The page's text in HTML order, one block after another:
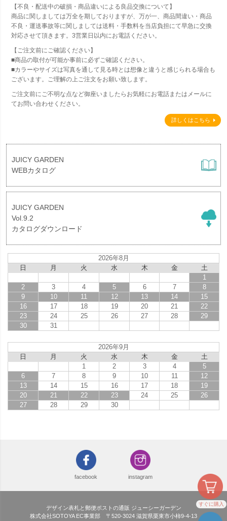
すぐに購入
【不良・配送中の破損・商品違いによる良品交換について】
商品に関しましては万全を期しておりますが、万が一、商品間違い・商品
不良・運送事故等に関しましては送料・手数料を当店負担にて早急に交換
対応させて頂きます。3営業日以内にお電話ください。
【ご注文前にご確認ください】
■商品の取付が可能か事前に必ずご確認ください。
■カラーやサイズは写真を通して見る時とは想像と違うと感じられる場合も
ございます。ご理解の上ご注文をお願い致します。
ご注文前にご不明な点など御座いましたらお気軽にお電話またはメールに
てお問い合わせください。
詳しくはこちら
JUICY GARDEN
WEBカタログ
JUICY GARDEN
Vol.9.2
カタログダウンロード
2026年8月
日
月 火 水 木 金
土
1
2
3 4 5 6 7
8
9
10 11 12 13 14
15
16
17 18 19 20 21
22
23
24 25 26 27 28
29
30
31
2026年9月
日
月 火 水 木 金
土
1
2 3 4
5
6
7 8 9 10 11
12
13
14 15 16 17 18
19
20
21 22 23 24 25
26
27
28 29 30
facebook instagram
デザイン表札と郵便ポストの通販 ジューシーガーデン
株式会社SOTOYA EC事業部 〒520-3024 滋賀県栗東市小柿9-4-13